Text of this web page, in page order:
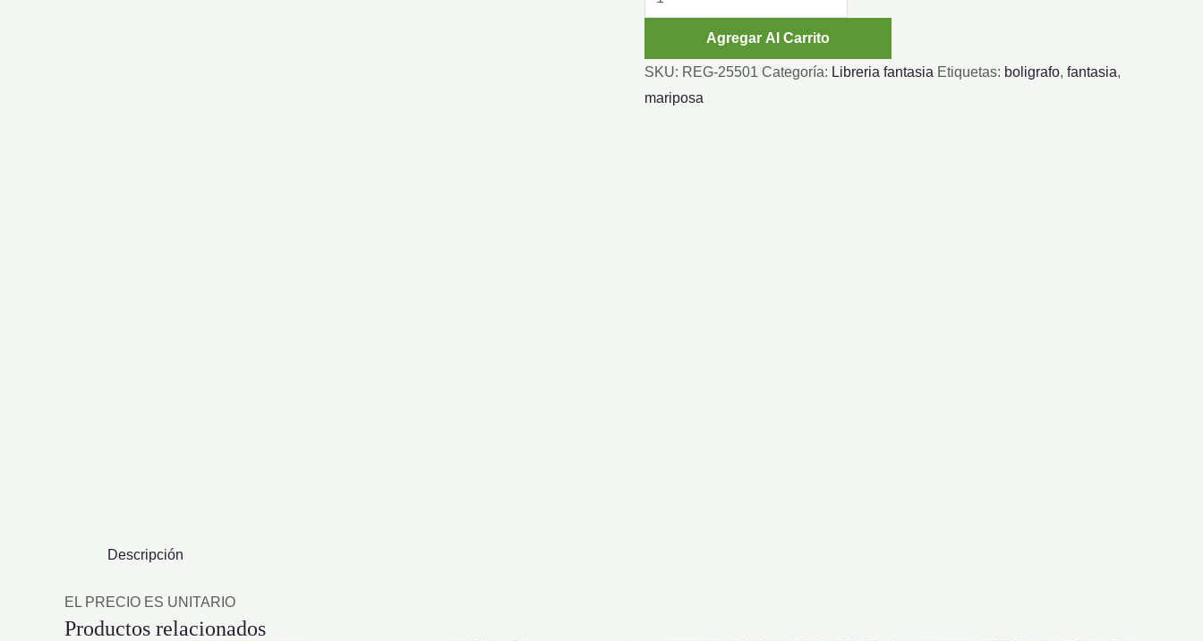
MARIPOSA
Agregar Al Carrito
SKU: REG-25501 Categoría: Libreria fantasia Etiquetas: boligrafo, fantasia,
mariposa
Descripción
EL PRECIO ES UNITARIO
Productos relacionados